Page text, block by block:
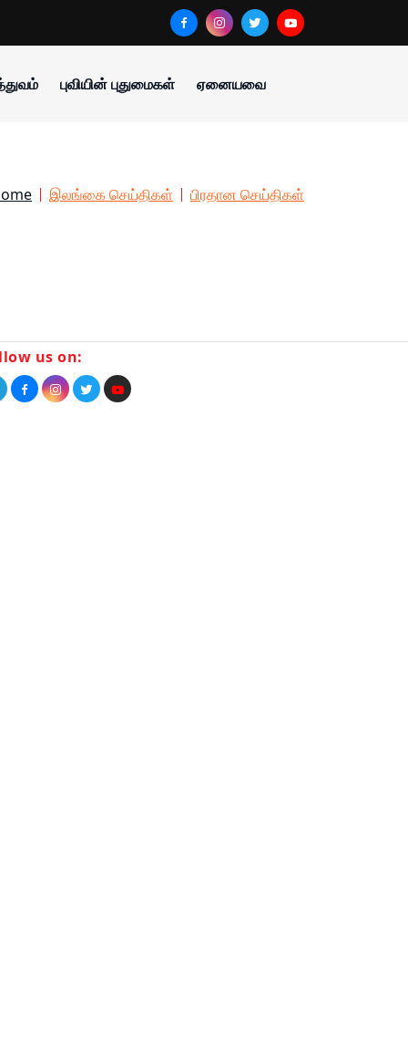
புவியின் புதுமைகள் ஏனையவை
இலங்கை செய்திகள் பிரதான செய்திகள்
us on: